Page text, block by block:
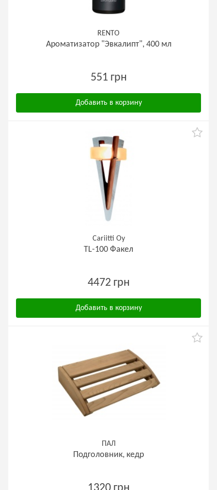
RENTO
Ароматизатор "Эвкалипт", 400 мл
551 грн
Добавить в корзину
Cariitti Oy
TL-100 Факел
4472 грн
Добавить в корзину
ПАЛ
Подголовник, кедр